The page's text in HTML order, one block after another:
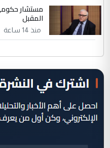
مستشار
المقبل
منذ 14 ساعة